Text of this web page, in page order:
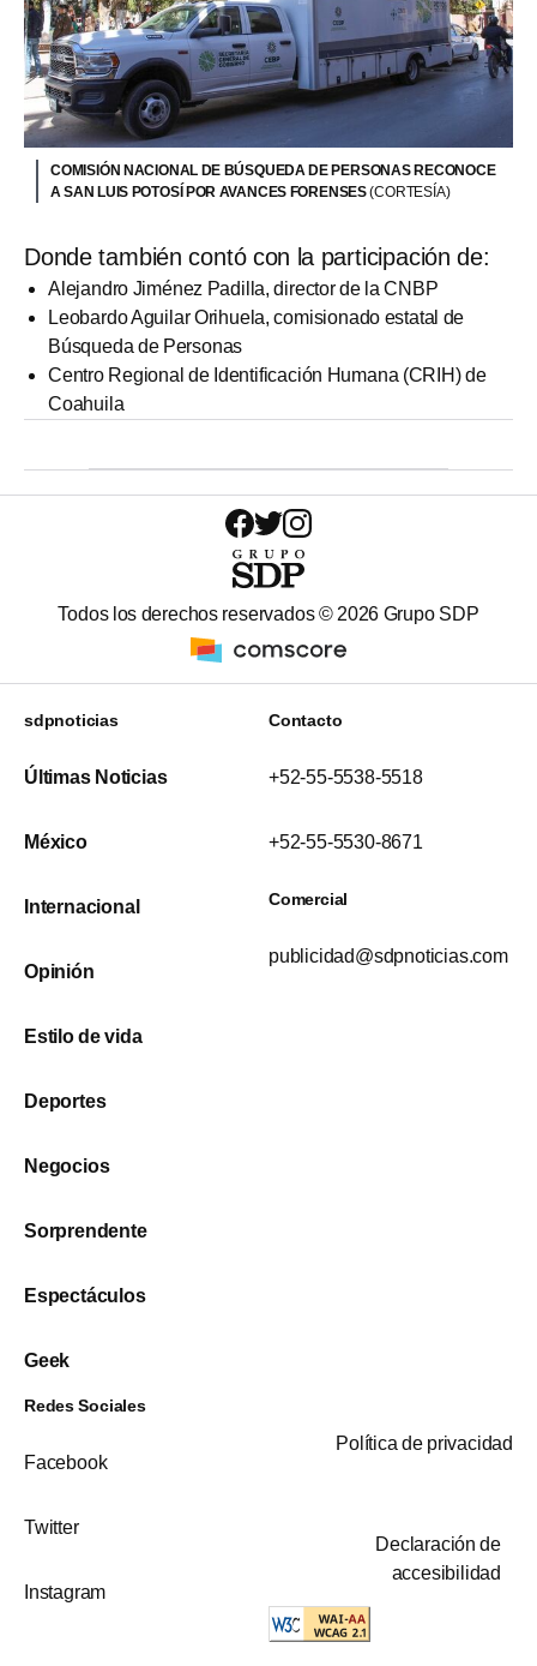
COMISIÓN NACIONAL DE BÚSQUEDA DE PERSONAS RECONOCE
A SAN LUIS POTOSÍ POR AVANCES FORENSES(CORTESÍA)
Donde también contó con la participación de:
Alejandro Jiménez Padilla, director de la CNBP
Leobardo Aguilar Orihuela, comisionado estatal de
Búsqueda de Personas
Centro Regional de Identificación Humana (CRIH) de
Coahuila
Todos los derechos reservados © 2026 Grupo SDP
sdpnoticias
Últimas Noticias
México
Internacional
Opinión
Estilo de vida
Deportes
Negocios
Sorprendente
Espectáculos
Geek
Contacto
+52-55-5538-5518
+52-55-5530-8671
Comercial
publicidad@sdpnoticias.com
Redes Sociales
Facebook
Twitter
Instagram
Política de privacidad
Declaración de
accesibilidad